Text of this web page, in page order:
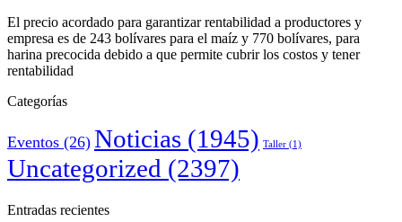
El precio acordado para garantizar rentabilidad a productores y
empresa es de 243 bolívares para el maíz y 770 bolívares, para
harina precocida debido a que permite cubrir los costos y tener
rentabilidad
Categorías
Eventos (26) Noticias (1945) Taller (1)
Uncategorized (2397)
Entradas recientes